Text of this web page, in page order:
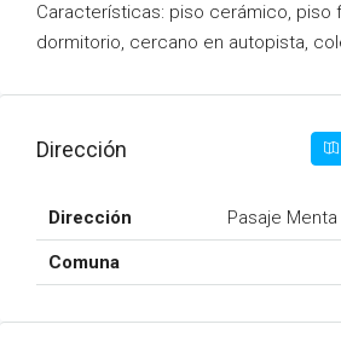
Características: piso cerámico, piso
dormitorio, cercano en autopista,
Dirección
Dirección Pasaje
Comuna